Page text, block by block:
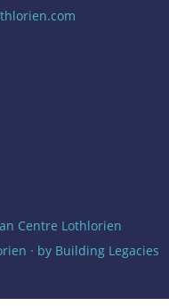
Centre Lothlorien
· by Building Legacies